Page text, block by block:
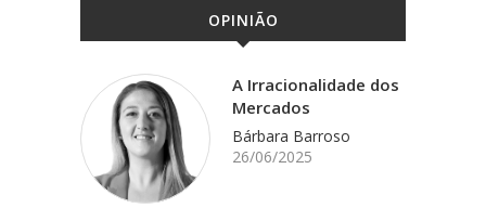
OPINIÃO
A Irracionalidade dos
Mercados
Bárbara Barroso
26/06/2025